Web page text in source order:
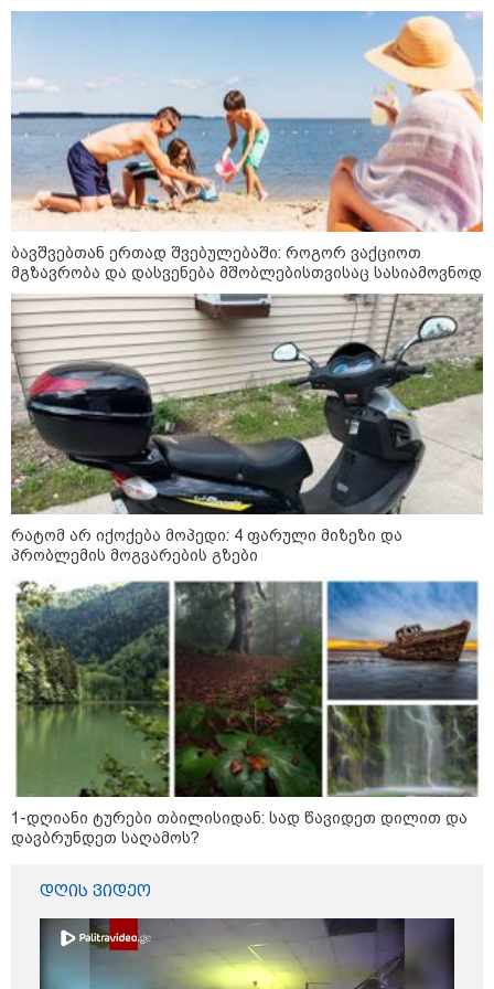
"სკოლის ფორმების
რეალიზაცია 1-ელი
სექტემბრიდან დაიწყება და
იქნება როგორც საცალო, ასევე
ონლაინ გაყიდვის რეჟიმი" -
გივი მიქანაძე
კატეგორიის ყველა სიახლე
„მთელი მეტალურგია კრიზისშია -
მთლიანად გარე ფაქტორებზე
ვართ დამოკიდებული,
სტაბილურად მხოლოდ
ფეროშენადნობების 2 კომპანია
მუშაობს“
„ერთი მხრივ დენი ძვირდება, მისი
მეოცედი მაინინგში მიდის" - სად
მიდის ჩვენი დენი?
რა მანძილზე აფიქსირებს კამერა
გზებზე მანქანის სიჩქარეს -
მითები ფოტორადარებზე
ბავშვებთან ერთად შვებულებაში: როგორ ვაქციოთ
მგზავრობა და დასვენება მშობლებისთვისაც სასიამოვნოდ
რატომ არ იქოქება მოპედი: 4 ფარული მიზეზი და
პრობლემის მოგვარების გზები
1-დღიანი ტურები თბილისიდან: სად წავიდეთ დილით და
დავბრუნდეთ საღამოს?
დღის ვიდეო